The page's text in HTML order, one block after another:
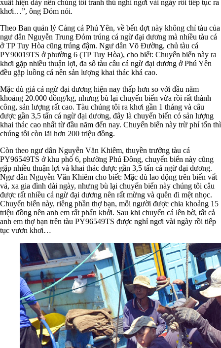
xuất hiện dày nên chúng tôi tranh thủ nghỉ ngơi vài ngày rồi tiếp tục ra
khơi…”, ông Đỏm nói.
Theo Ban quản lý Cảng cá Phú Yên, về bến đợt này không chỉ tàu của
ngư dân Nguyễn Trung Đỏm trúng cá ngừ đại dương mà nhiều tàu cá
ở TP Tuy Hòa cũng trúng đậm. Ngư dân Võ Đường, chủ tàu cá
PY90019TS ở phường 6 (TP Tuy Hòa), cho biết: Chuyến biển này ra
khơi gặp nhiều thuận lợi, đa số tàu câu cá ngừ đại dương ở Phú Yên
đều gặp luồng cá nên sản lượng khai thác khá cao.
Mặc dù giá cá ngừ đại dương hiện nay thấp hơn so với đầu năm
khoảng 20.000 đồng/kg, nhưng bù lại chuyến biển vừa rồi rất thành
công, sản lượng rất cao. Tàu chúng tôi ra khơi gần 1 tháng và câu
được gần 3,5 tấn cá ngừ đại dương, đây là chuyến biển có sản lượng
khai thác cao nhất từ đầu năm đến nay. Chuyến biển này trừ phí tổn thì
chúng tôi còn lãi hơn 200 triệu đồng.
Còn theo ngư dân Nguyễn Văn Khiêm, thuyền trưởng tàu cá
PY96549TS ở khu phố 6, phường Phú Đông, chuyến biển này cũng
gặp nhiều thuận lợi và khai thác được gần 3,5 tấn cá ngừ đại dương.
Ngư dân Nguyễn Văn Khiêm cho biết: Mặc dù lao động trên biển vất
vả, xa gia đình dài ngày, nhưng bù lại chuyến biển này chúng tôi câu
được rất nhiều cá ngừ đại dương nên rất mừng và quên đi mệt nhọc.
Chuyến biển này, riêng phần thợ bạn, mỗi người được chia khoảng 15
triệu đồng nên anh em rất phấn khởi. Sau khi chuyển cá lên bờ, tất cả
anh em thợ bạn trên tàu PY96549TS được nghỉ ngơi vài ngày rồi tiếp
tục vươn khơi…